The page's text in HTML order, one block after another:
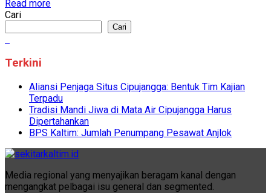
Read more
Cari
Cari
Terkini
Aliansi Penjaga Situs Cipujangga: Bentuk Tim Kajian
Terpadu
Tradisi Mandi Jiwa di Mata Air Cipujangga Harus
Dipertahankan
BPS Kaltim: Jumlah Penumpang Pesawat Anjlok
Media regional yang menyajikan beragam kanal dengan
mengangkat pelbagai isu general dan segmented.